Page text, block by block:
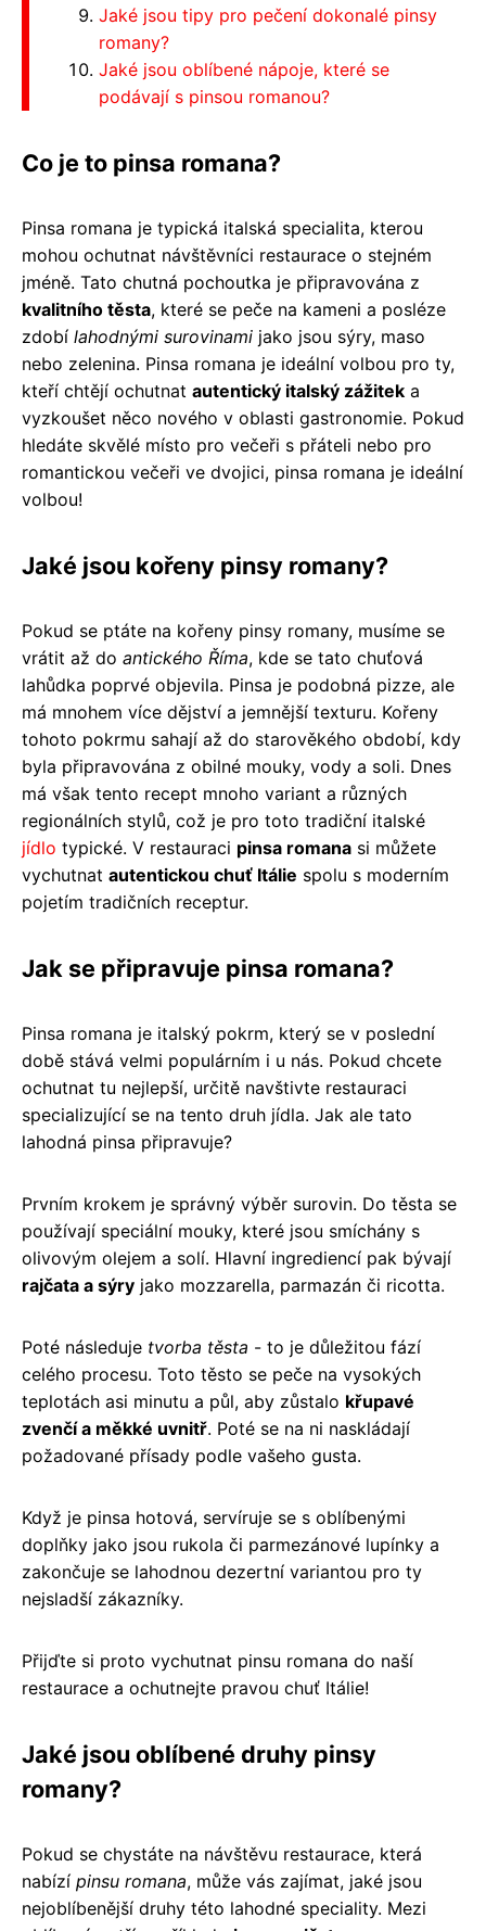
Jaké jsou tipy pro pečení dokonalé pinsy
romany?
Jaké jsou oblíbené nápoje, které se
podávají s pinsou romanou?
Co je to pinsa romana?
Pinsa romana je typická italská specialita, kterou
mohou ochutnat návštěvníci restaurace o stejném
jméně. Tato chutná pochoutka je připravována z
kvalitního těsta, které se peče na kameni a posléze
zdobí lahodnými surovinami jako jsou sýry, maso
nebo zelenina. Pinsa romana je ideální volbou pro ty,
kteří chtějí ochutnat autentický italský zážitek a
vyzkoušet něco nového v oblasti gastronomie. Pokud
hledáte skvělé místo pro večeři s přáteli nebo pro
romantickou večeři ve dvojici, pinsa romana je ideální
volbou!
Jaké jsou kořeny pinsy romany?
Pokud se ptáte na kořeny pinsy romany, musíme se
vrátit až do antického Říma, kde se tato chuťová
lahůdka poprvé objevila. Pinsa je podobná pizze, ale
má mnohem více dějství a jemnější texturu. Kořeny
tohoto pokrmu sahají až do starověkého období, kdy
byla připravována z obilné mouky, vody a soli. Dnes
má však tento recept mnoho variant a různých
regionálních stylů, což je pro toto tradiční italské
jídlo typické. V restauraci pinsa romana si můžete
vychutnat autentickou chuť Itálie spolu s moderním
pojetím tradičních receptur.
Jak se připravuje pinsa romana?
Pinsa romana je italský pokrm, který se v poslední
době stává velmi populárním i u nás. Pokud chcete
ochutnat tu nejlepší, určitě navštivte restauraci
specializující se na tento druh jídla. Jak ale tato
lahodná pinsa připravuje?
Prvním krokem je správný výběr surovin. Do těsta se
používají speciální mouky, které jsou smíchány s
olivovým olejem a solí. Hlavní ingrediencí pak bývají
rajčata a sýry jako mozzarella, parmazán či ricotta.
Poté následuje tvorba těsta - to je důležitou fází
celého procesu. Toto těsto se peče na vysokých
teplotách asi minutu a půl, aby zůstalo křupavé
zvenčí a měkké uvnitř. Poté se na ni naskládají
požadované přísady podle vašeho gusta.
Když je pinsa hotová, servíruje se s oblíbenými
doplňky jako jsou rukola či parmezánové lupínky a
zakončuje se lahodnou dezertní variantou pro ty
nejsladší zákazníky.
Přijďte si proto vychutnat pinsu romana do naší
restaurace a ochutnejte pravou chuť Itálie!
Jaké jsou oblíbené druhy pinsy
romany?
Pokud se chystáte na návštěvu restaurace, která
nabízí pinsu romana, může vás zajímat, jaké jsou
nejoblíbenější druhy této lahodné speciality. Mezi